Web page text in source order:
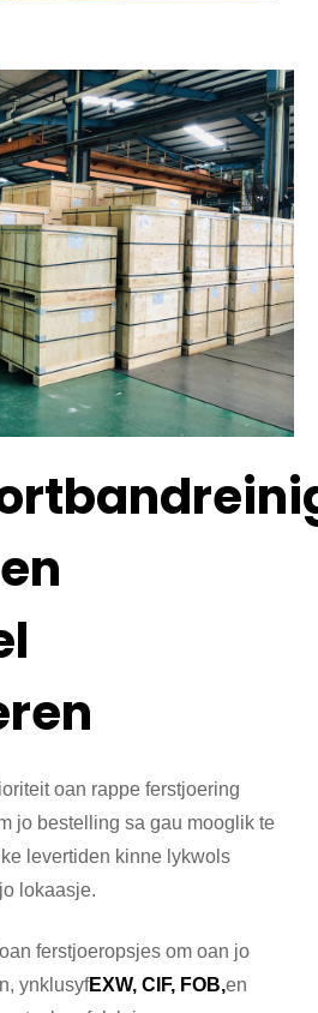
oan rappe ferstjoering
jo bestelling sa gau mooglik te
levertiden kinne lykwols
lokaasje.
ferstjoeropsjes om oan jo
ynklusyfEXW, CIF, FOB,en